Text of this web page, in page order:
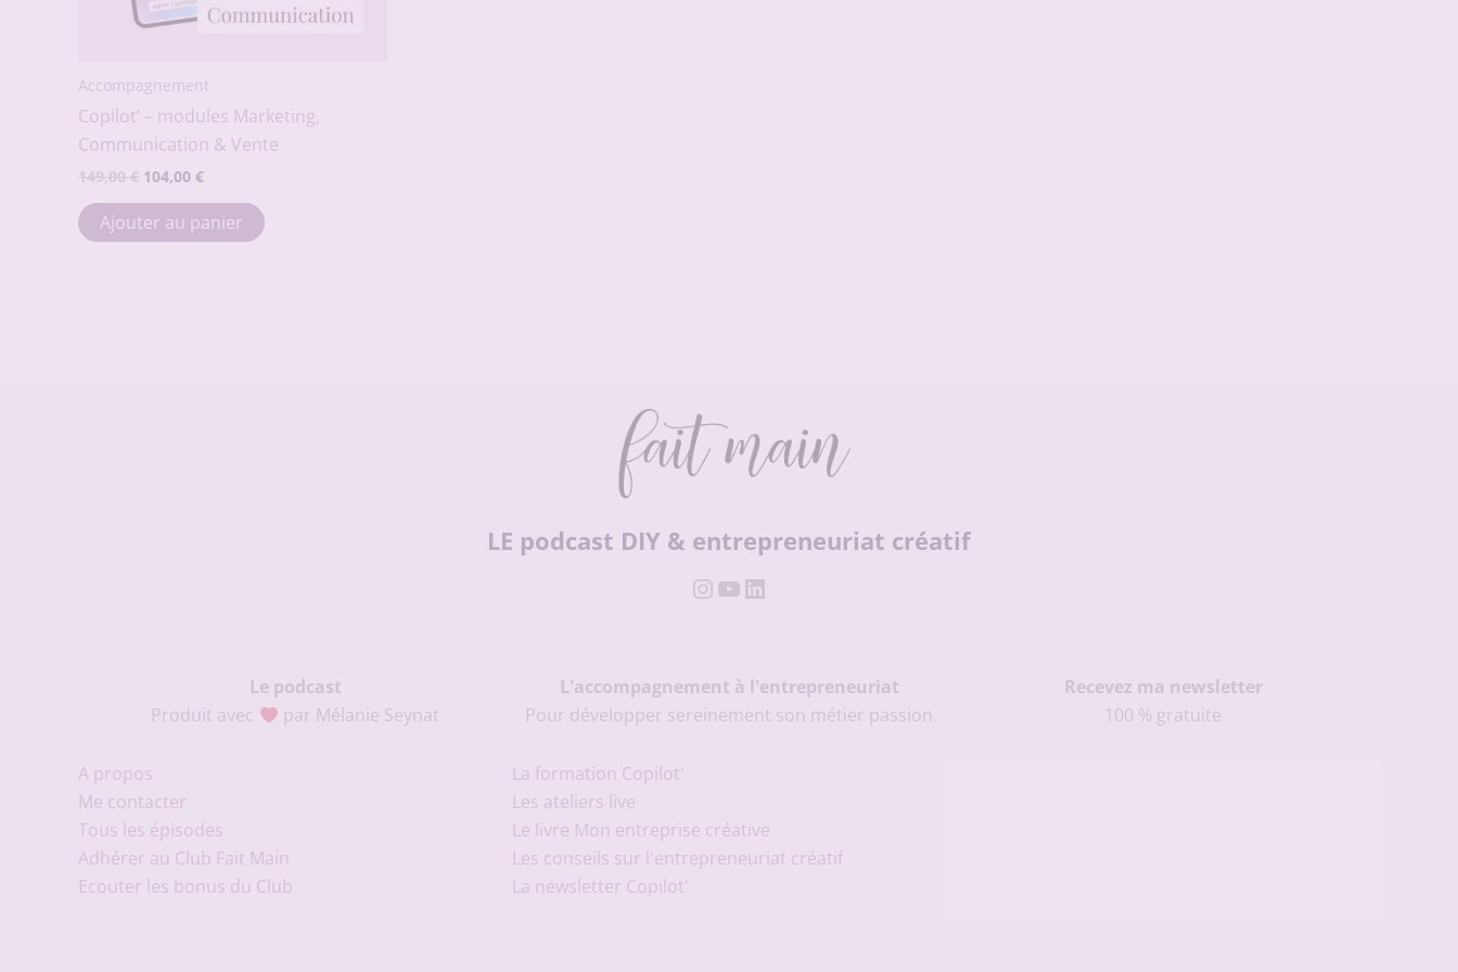
Accompagnement
Copilot’ – modules Marketing,
Communication & Vente
149,00€ Le
initial
était :
104,00 €Le
actuel
est :
Ajouter au panier
LE podcast DIY & entrepreneuriat créatif
Instagram
YouTube
LinkedIn
Le podcast
Produit avec
par Mélanie Seynat
A propos
Me contacter
Tous les épisodes
Adhérer au Club Fait Main
Ecouter les bonus du Club
L'accompagnement à l'entrepreneuriat
Pour développer sereinement son métier passion
La formation Copilot'
Les ateliers live
Le livre Mon entreprise créative
Les conseils sur l'entrepreneuriat créatif
La newsletter Copilot'
Recevez ma newsletter
100 % gratuite